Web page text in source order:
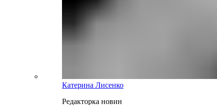
Катерина Лисенко
Редакторка новин